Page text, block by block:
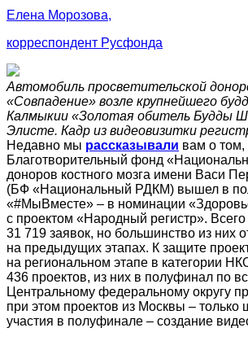
Елена Морозова,
корреспондент Русфонда
Автомобиль просветительской
«Совпадение» возле крупнейшего
Калмыкии «Золотая обитель Будды
Элисте. Кадр из видеовизитки
Недавно мы рассказывали вам о том,
Благотворительный фонд
доноров костного мозга имени Васи
(БФ «Национальный РДКМ) вышел в
«#МыВместе» – в номинации
с проектом «Народный регистр».
31 719 заявок, но большинство из них
на предыдущих этапах. К защите
на региональном этапе в категории
436 проектов, из них в полуфинал по
Центральному федеральному округу
при этом проектов из Москвы – только
участия в полуфинале – создание